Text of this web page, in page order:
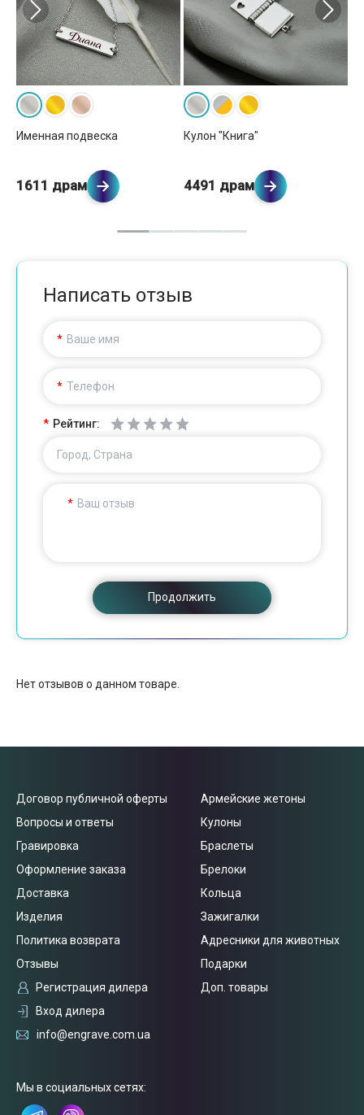
Именная подвеска
1611 драм
Кулон "Книга"
4491 драм
Написать отзыв
Ваше имя
Телефон
Рейтинг:
Город, Страна
Ваш отзыв
Продолжить
Нет отзывов о данном товаре.
Договор публичной оферты
Вопросы и ответы
Гравировка
Оформление заказа
Доставка
Изделия
Политика возврата
Отзывы
Регистрация дилера
Вход дилера
Армейские жетоны
Кулоны
Браслеты
Брелоки
Кольца
Зажигалки
Адресники для животных
Подарки
Доп. товары
info@engrave.com.ua
Мы в социальных сетях: